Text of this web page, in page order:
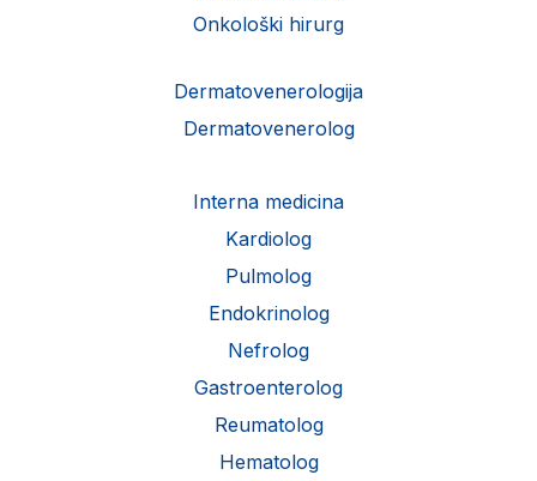
Onkološki hirurg
Dermatovenerologija
Dermatovenerolog
Interna medicina
Kardiolog
Pulmolog
Endokrinolog
Nefrolog
Gastroenterolog
Reumatolog
Hematolog